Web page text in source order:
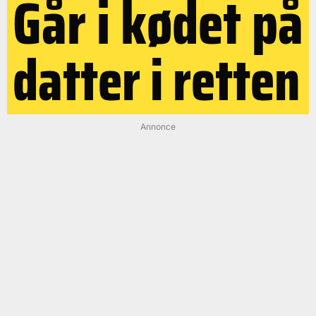
Går i kødet på
datter i retten
Annonce